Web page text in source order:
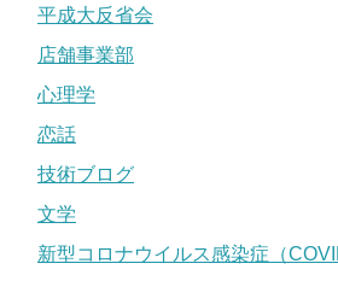
平成大反省会
店舗事業部
心理学
恋話
技術ブログ
文学
新型コロナウイルス感染症（